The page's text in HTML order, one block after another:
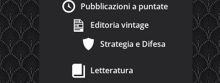
Pubblicazioni a puntate
Editoria vintage
Strategia e Difesa
Letteratura